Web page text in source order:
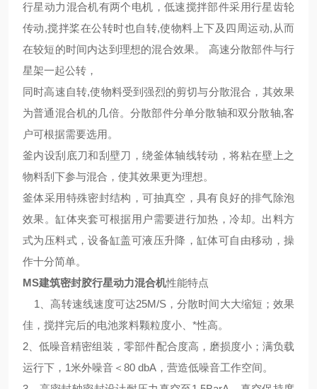
行星动力混合机有两个电机，低速搅拌部件采用行星齿轮
传动,搅拌桨在公转时也自转,使物料上下及四周运动,从而
在较短的时间内达到理想的混合效果。 高速分散部件与行
星架一起公转，
同时高速自转,使物料受到强烈的剪切与分散混合，其效果
为普通混合机的几倍。分散部件分单分散轴和双分散轴,客
户可根据需要选用。
釜内设刮底刀和刮壁刀，绕釜体轴线转动，将粘在壁上之
物料刮下参与混合，使其效果更为理想。
釜体采用特殊密封结构，可抽真空，具有良好的排气除泡
效果。缸体夹套可根据用户需要进行加热，冷却。出料方
式为压料式，设备缸盖可液压升降，缸体可自由移动，操
作十分简单。
MS建筑密封胶行星动力混合机性能特点
1、高转速线速度可达25M/S，分散时间大大缩短；效果
佳，搅拌完后的电池浆料颗粒度小、*性高。
2、低噪音精密组装，零部件配合度高，磨损度小；满负载
运行下，1米外噪音＜80 dbA，营造低噪音工作空间。